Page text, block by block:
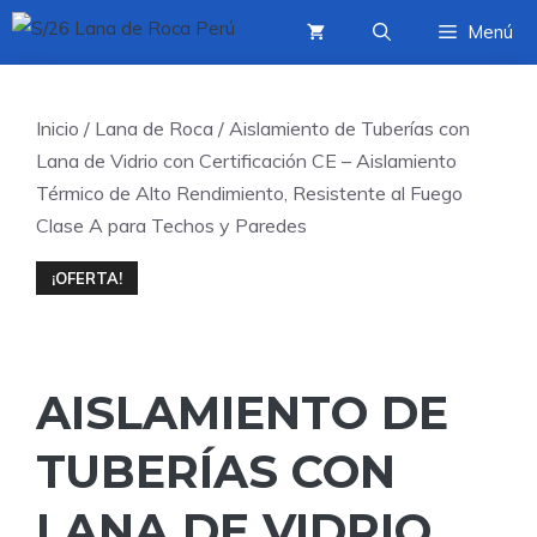
Saltar
Menú
Inicio / Lana de Roca / Aislamiento de Tuberías con
Lana de Vidrio con Certificación CE – Aislamiento
Térmico de Alto Rendimiento, Resistente al Fuego
Clase A para Techos y Paredes
¡OFERTA!
AISLAMIENTO DE
TUBERÍAS CON